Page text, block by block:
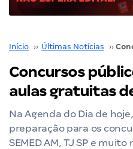
Início ›› Últimas Notícias ››
Concursos
aulas gratuitas
Na Agenda do Dia de
preparação para os
SEMED AM, TJ SP e muito